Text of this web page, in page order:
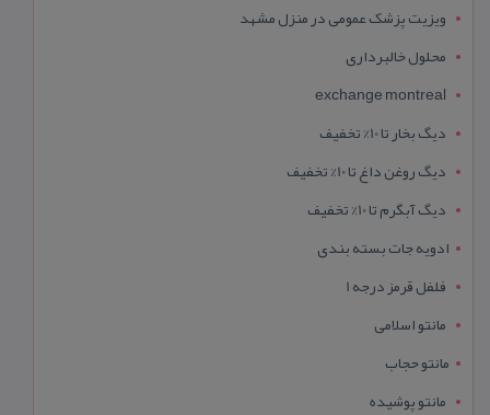
ویزیت پزشک عمومی در منزل مشهد
محلول خالبرداری
exchange montreal
دیگ بخار تا 10% تخفیف
دیگ روغن داغ تا 10% تخفیف
دیگ آبگرم تا 10% تخفیف
ادویه جات بسته بندی
فلفل قرمز درجه 1
مانتو اسلامی
مانتو حجاب
مانتو پوشیده